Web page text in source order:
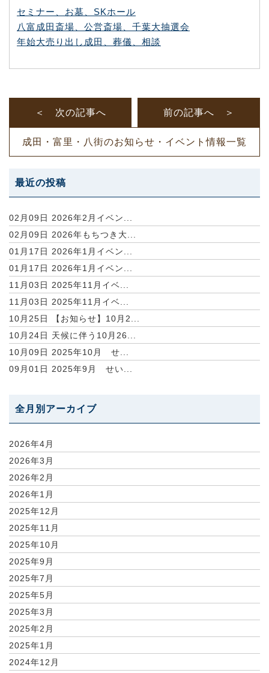
セミナー、お墓、SKホール
八富成田斎場、公営斎場、千葉大抽選会
年始大売り出し 成田、葬儀、相談
＜ 次の記事へ
成田・富里・八街のお知らせ・イベント情報一覧
前の記事へ ＞
最近の投稿
02月09日 2026年2月イベン...
02月09日 2026年もちつき大...
01月17日 2026年1月イベン...
01月17日 2026年1月イベン...
11月03日 2025年11月イベ...
11月03日 2025年11月イベ...
10月25日
【お知らせ】10月2...
10月24日 天候に伴う10月26...
10月09日 2025年10月 せ...
09月01日 2025年9月 せい...
全月別アーカイブ
2026年4月
2026年3月
2026年2月
2026年1月
2025年12月
2025年11月
2025年10月
2025年9月
2025年7月
2025年5月
2025年3月
2025年2月
2025年1月
2024年12月